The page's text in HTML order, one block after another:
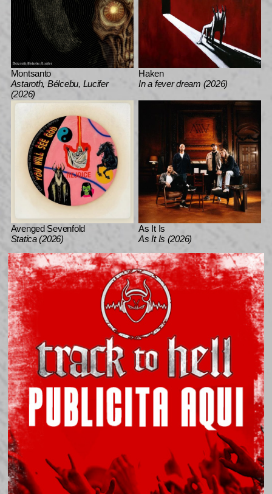
Montsanto
Astaroth, Bélcebu, Lucifer
(2026)
Haken
In a fever dream (2026)
Avenged Sevenfold
Statica (2026)
As It Is
As It Is (2026)